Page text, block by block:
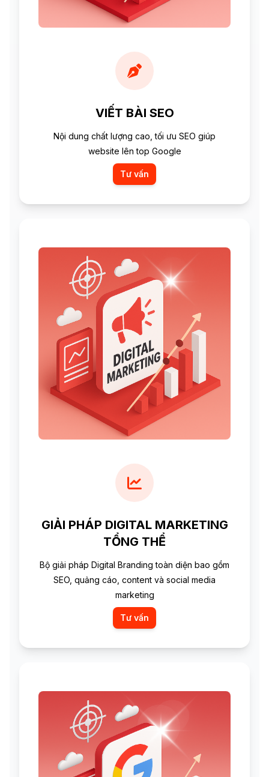
VIẾT BÀI SEO
Nội dung chất lượng cao, tối ưu SEO giúp
website lên top Google
Tư vấn
GIẢI PHÁP DIGITAL MARKETING
TỔNG THỂ
Bộ giải pháp Digital Branding toàn diện bao gồm
SEO, quảng cáo, content và social media
marketing
Tư vấn